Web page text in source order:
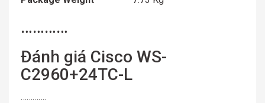
…………
Đánh giá Cisco WS-
C2960+24TC-L
………….